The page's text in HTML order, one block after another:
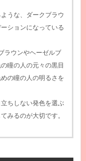
うな、ダークブラウ
ションになっている
ラウンやヘーゼルブ
瞳の人の元々の黒目
の瞳の人の明るさを
ちしない発色を選ぶ
みるのが大切です。